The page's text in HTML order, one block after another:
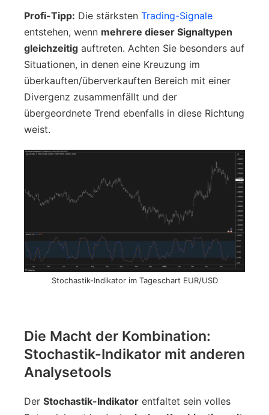
Profi-Tipp: Die stärksten Trading-Signale
entstehen, wenn mehrere dieser Signaltypen
gleichzeitig auftreten. Achten Sie besonders auf
Situationen, in denen eine Kreuzung im
überkauften/überverkauften Bereich mit einer
Divergenz zusammenfällt und der
übergeordnete Trend ebenfalls in diese Richtung
weist.
Stochastik-Indikator im Tageschart EUR/USD
Die Macht der Kombination:
Stochastik-Indikator mit anderen
Analysetools
Der Stochastik-Indikator entfaltet sein volles